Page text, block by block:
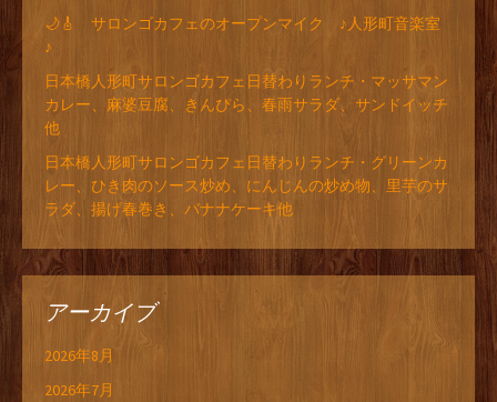
🌙🎸 サロンゴカフェのオープンマイク ♪人形町音楽室
♪
日本橋人形町サロンゴカフェ日替わりランチ・マッサマン
カレー、麻婆豆腐、きんぴら、春雨サラダ、サンドイッチ
他
日本橋人形町サロンゴカフェ日替わりランチ・グリーンカ
レー、ひき肉のソース炒め、にんじんの炒め物、里芋のサ
ラダ、揚げ春巻き、バナナケーキ他
アーカイブ
2026年8月
2026年7月